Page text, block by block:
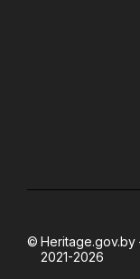
Heritage.gov.by
2021-2026